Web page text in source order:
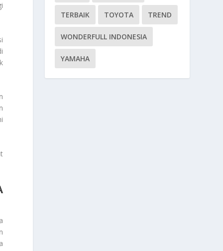
TERBAIK TOYOTA TREND
WONDERFULL INDONESIA
YAMAHA